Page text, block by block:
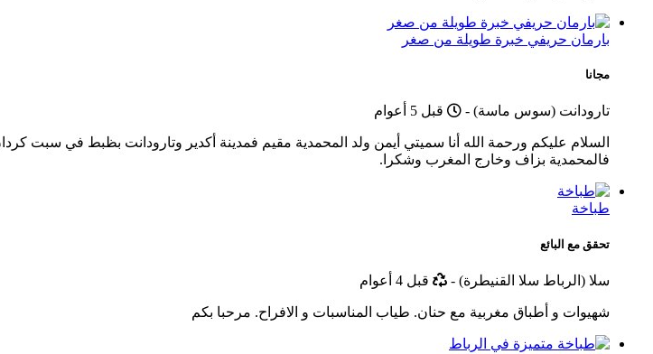
بارمان حريفي خبرة طويلة من صغر
مجانا
تارودانت (سوس ماسة) -
Published
قبل 5 أعوام
السلام عليكم ورحمة الله أنا سميتي أيمن ولد المحمدية مقيم فمدينة أكدير وتارودانت بظبط في
فالمحمدية بزاف وخارج المغرب وشكرا.
طباخة
تحقق مع البائع
سلا (الرباط سلا القنيطرة) -
أخر
قبل 4 أعوام
شهيوات و أطباق مغربية مع حنان. طياب المناسبات و الافراح. مرحبا بكم